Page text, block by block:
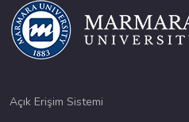
Açık Erişim Sistemi